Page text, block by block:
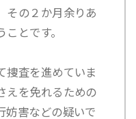
その２か月余りあ
とです。
捜査を進めていま
えを免れるための
妨害などの疑いで